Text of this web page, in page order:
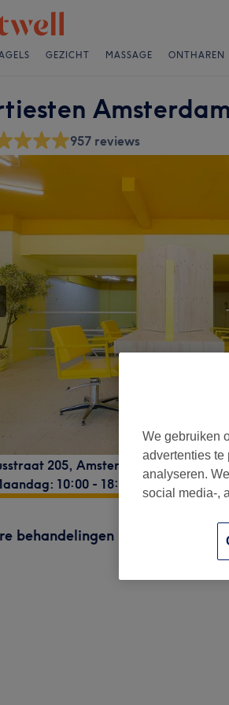
GEZICHT MASSAGE ONTHAREN
Amsterdam
957 reviews
205, Amsterdam
10:00 - 18:00
behandelingen
We gebruiken
advertenties te
analyseren.
social media-,